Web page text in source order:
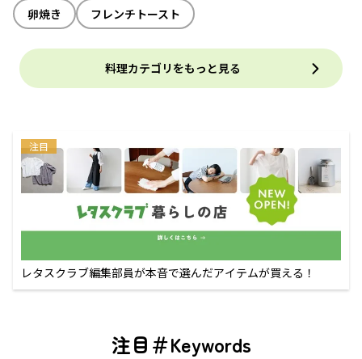
卵焼き
フレンチトースト
料理カテゴリをもっと見る
注目
レタスクラブ編集部員が本音で選んだアイテムが買える！
注目＃Keywords